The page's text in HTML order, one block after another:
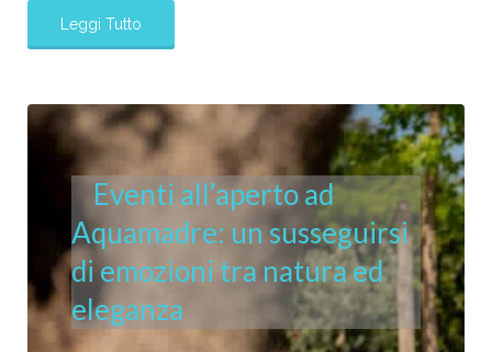
Leggi Tutto
Eventi all’aperto ad
Aquamadre: un susseguirsi
di emozioni tra natura ed
eleganza